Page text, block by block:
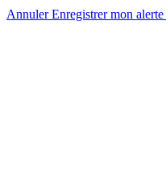
AnnulerEnregistrer mon alerte